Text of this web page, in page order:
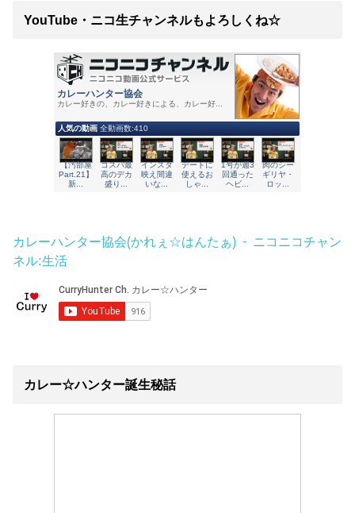
YouTube・ニコ生チャンネルもよろしくね☆
カレーハンター協会(かれぇ☆はんたぁ) - ニコニコチャン
ネル:生活
カレー☆ハンター誕生秘話